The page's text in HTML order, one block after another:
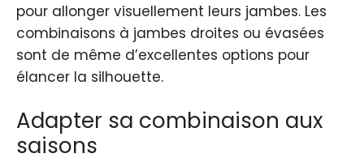
pour allonger visuellement leurs jambes. Les
combinaisons à jambes droites ou évasées
sont de même d’excellentes options pour
élancer la silhouette.
Adapter sa combinaison aux
saisons